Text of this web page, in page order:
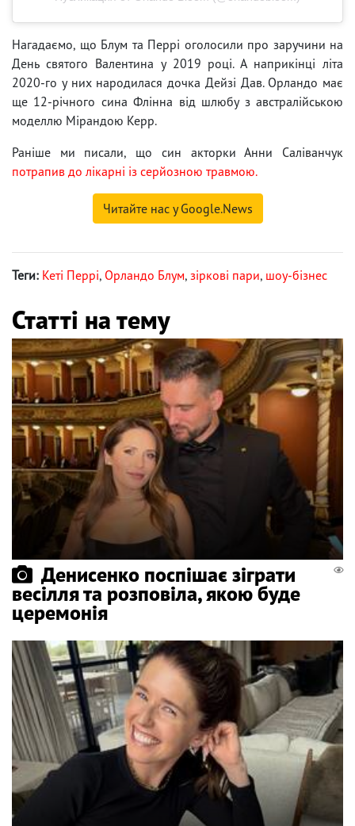
Нагадаємо, що Блум та Перрі оголосили про заручини на
День святого Валентина у 2019 році. А наприкінці літа
2020-го у них народилася дочка Дейзі Дав. Орландо має
ще 12-річного сина Флінна від шлюбу з австралійською
моделлю Мірандою Керр.
Раніше ми писали, що син акторки Анни Саліванчук
потрапив до лікарні із серйозною травмою.
Читайте нас у Google.News
Теги: Кеті Перрі, Орландо Блум, зіркові пари, шоу-бізнес
Статті на тему
Денисенко поспішає зіграти
весілля та розповіла, якою буде
церемонія